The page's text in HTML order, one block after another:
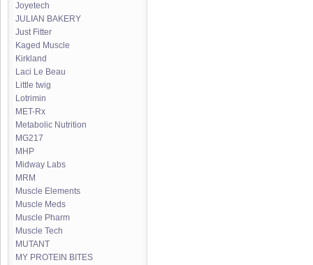
Joyetech
JULIAN BAKERY
Just Fitter
Kaged Muscle
Kirkland
Laci Le Beau
Little twig
Lotrimin
MET-Rx
Metabolic Nutrition
MG217
MHP
Midway Labs
MRM
Muscle Elements
Muscle Meds
Muscle Pharm
Muscle Tech
MUTANT
MY PROTEIN BITES